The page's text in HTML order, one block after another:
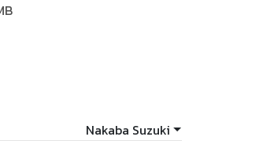
Nakaba Suzuki